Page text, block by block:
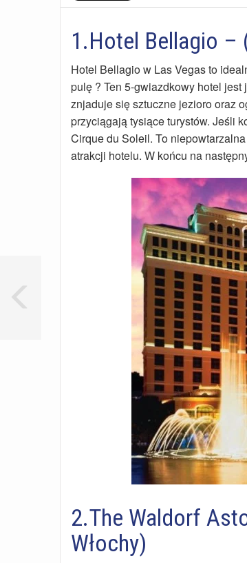
1.Hotel Bellagio –
Hotel Bellagio w Las Vegas to
pulę ? Ten 5-gwiazdkowy hotel
znjaduje się sztuczne jezioro oraz
przyciągają tysiące turystów. Jeśli
Cirque du Soleil. To
atrakcji hotelu. W końcu na
2.The Waldorf
Włochy)